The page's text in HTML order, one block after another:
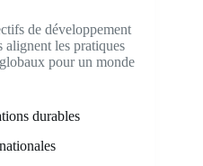
de développement
les pratiques
pour un monde
durables